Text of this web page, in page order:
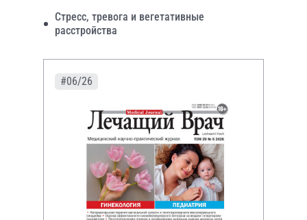
Стресс, тревога и вегетативные
расстройства
#06/26